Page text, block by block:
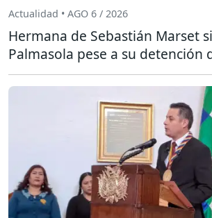
Actualidad • AGO 6 / 2026
Hermana de Sebastián Marset
Palmasola pese a su detención